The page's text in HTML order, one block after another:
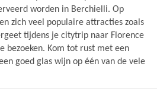
worden in Berchielli. Op
zich veel populaire attracties zoals
tijdens je citytrip naar Florence
bezoeken. Kom tot rust met een
goed glas wijn op één van de vele